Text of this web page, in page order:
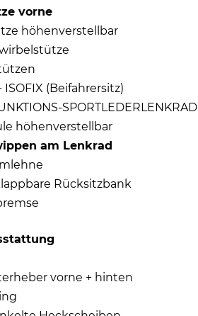
vorne
höhenverstellbar
ISOFIX (Beifahrersitz)
SPORTLEDERLENKRAD
höhenverstellbar
am Lenkrad
Rücksitzbank
vorne + hinten